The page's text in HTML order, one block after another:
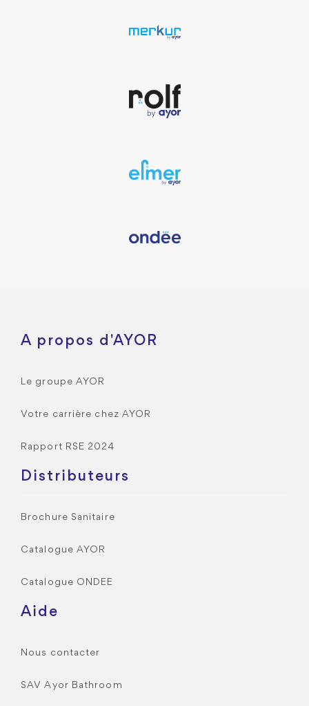
A propos d'AYOR
Le groupe AYOR
Votre carrière chez AYOR
Rapport RSE 2024
Distributeurs
Brochure Sanitaire
Catalogue AYOR
Catalogue ONDEE
Aide
Nous contacter
SAV Ayor Bathroom